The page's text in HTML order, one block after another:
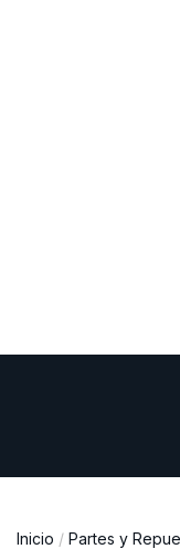
Inicio / Partes y